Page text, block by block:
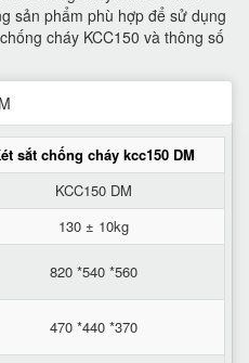
sản phẩm phù hợp để sử dụng
cháy KCC150 và thông số
sắt chống cháy kcc150 DM
KCC150 DM
130 ± 10kg
820 *540 *560
470 *440 *370